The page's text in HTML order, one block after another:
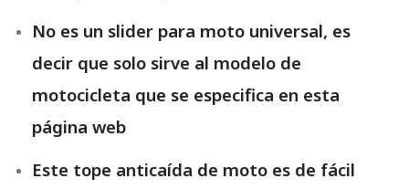
No es un slider para moto universal, es
decir que solo sirve al modelo de
motocicleta que se especifica en esta
página web
Este tope anticaída de moto es de fácil